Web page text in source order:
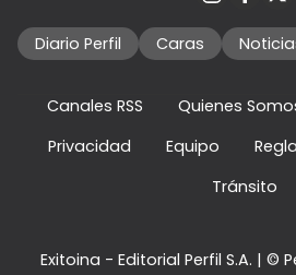
Diario Perfil Caras
Canales RSS Quienes
Privacidad
Equipo
Tránsito
Exitoina - Editorial Perfil S.A. | ©